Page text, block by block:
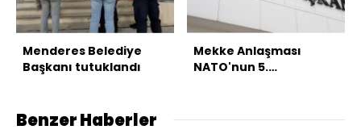
Menderes Belediye
Başkanı tutuklandı
Mekke Anlaşması
NATO'nun 5.
Benzer Haberler